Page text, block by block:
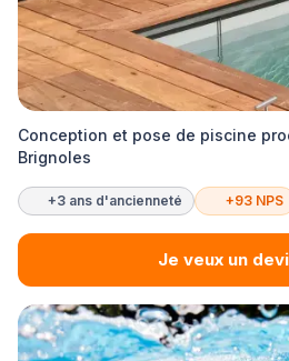
Conception et pose de piscine
Brignoles
+3 ans d'ancienneté +93 NPS
Je veux un